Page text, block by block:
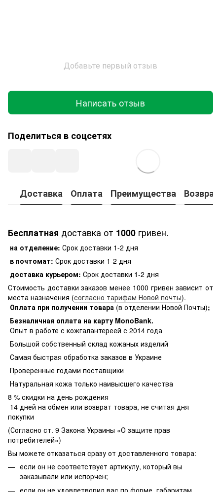
Добавьте первый отзыв
Написать отзыв
Поделиться в соцсетях
Доставка Оплата Преимущества Возврат
Бесплатная доставка от 1000 гривен.
на отделение: Срок доставки 1-2 дня
в почтомат: Срок доставки 1-2 дня
доставка курьером: Срок доставки 1-2 дня
Стоимость доставки заказов менее 1000 гривен зависит от
места назначения (согласно тарифам Новой почты).
Оплата при получении товара (в отделении Новой Почты);
Безналичная оплата на карту MonoBank.
Опыт в работе с кожгалантереей с 2014 года
Большой собственный склад кожаных изделий
Самая быстрая обработка заказов в Украине
Проверенные годами поставщики
Натуральная кожа только наивысшего качества
8 % скидки на день рождения
14 дней на обмен или возврат товара, не считая дня
покупки
(Согласно ст. 9 Закона Украины «О защите прав
потребителей»)
Вы можете отказаться сразу от доставленного товара:
если он не соответствует артикулу, который вы
заказывали или испорчен;